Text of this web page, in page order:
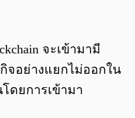
จะเข้ามามี
จอย่างแยกไม่ออกใน
ดยการเข้ามา